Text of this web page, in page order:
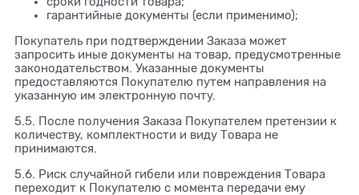
гарантийные документы (если применимо);
Покупатель при подтверждении Заказа может
запросить иные документы на товар, предусмотренные
законодательством. Указанные документы
предоставляются Покупателю путем направления на
указанную им электронную почту.
5.5. После получения Заказа Покупателем претензии к
количеству, комплектности и виду Товара не
принимаются.
5.6. Риск случайной гибели или повреждения Товара
переходит к Покупателю с момента передачи ему